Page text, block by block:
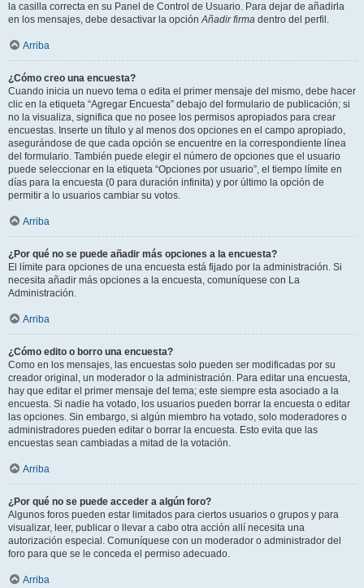
la casilla correcta en su Panel de Control de Usuario. Para dejar de añadirla
en los mensajes, debe desactivar la opciónAñadir firma dentro del perfil.
Arriba
¿Cómo creo una encuesta?
Cuando inicia un nuevo tema o edita el primer mensaje del mismo, debe hacer
clic en la etiqueta “Agregar Encuesta” debajo del formulario de publicación; si
no la visualiza, significa que no posee los permisos apropiados para crear
encuestas. Inserte un título y al menos dos opciones en el campo apropiado,
asegurándose de que cada opción se encuentre en la correspondiente línea
del formulario. También puede elegir el número de opciones que el usuario
puede seleccionar en la etiqueta “Opciones por usuario”, el tiempo límite en
días para la encuesta (0 para duración infinita) y por último la opción de
permitir a lo usuarios cambiar su votos.
Arriba
¿Por qué no se puede añadir más opciones a la encuesta?
El límite para opciones de una encuesta está fijado por la administración. Si
necesita añadir más opciones a la encuesta, comuníquese con La
Administración.
Arriba
¿Cómo edito o borro una encuesta?
Como en los mensajes, las encuestas solo pueden ser modificadas por su
creador original, un moderador o la administración. Para editar una encuesta,
hay que editar el primer mensaje del tema; este siempre esta asociado a la
encuesta. Si nadie ha votado, los usuarios pueden borrar la encuesta o editar
las opciones. Sin embargo, si algún miembro ha votado, solo moderadores o
administradores pueden editar o borrar la encuesta. Esto evita que las
encuestas sean cambiadas a mitad de la votación.
Arriba
¿Por qué no se puede acceder a algún foro?
Algunos foros pueden estar limitados para ciertos usuarios o grupos y para
visualizar, leer, publicar o llevar a cabo otra acción allí necesita una
autorización especial. Comuníquese con un moderador o administrador del
foro para que se le conceda el permiso adecuado.
Arriba